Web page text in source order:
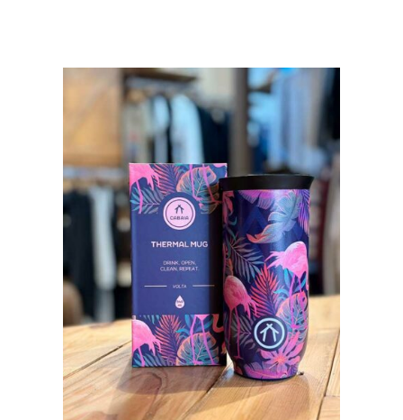
CE
PLUSIEURS
LES
OPTIONS
PEUVENT
CHOISIES
SUR